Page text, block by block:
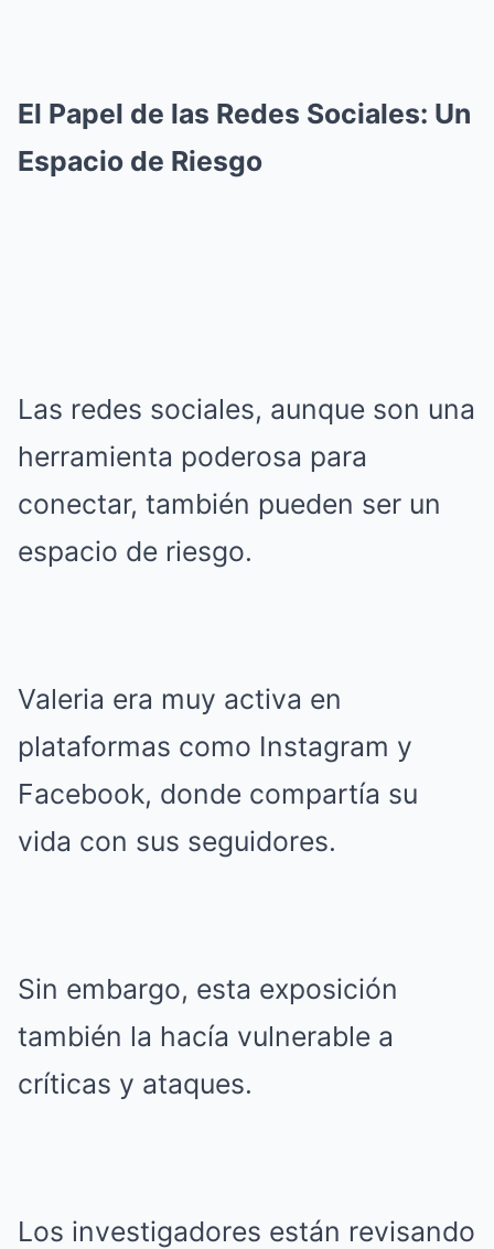
El Papel de las Redes Sociales: Un
Espacio de Riesgo
Las redes sociales, aunque son una
herramienta poderosa para
conectar, también pueden ser un
espacio de riesgo.
Valeria era muy activa en
plataformas como Instagram y
Facebook, donde compartía su
vida con sus seguidores.
Sin embargo, esta exposición
también la hacía vulnerable a
críticas y ataques.
Los investigadores están revisando